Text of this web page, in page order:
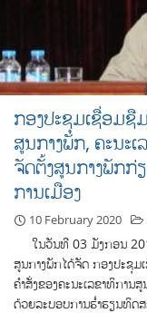
ກອງປະຊຸມເຊື່ອມຊື
ສູນກາງພັກ, ຄະນະ
ຈັດຕັ້ງສູນກາງພັກກ່
ການເມືອງ
10 February 2020
ໃນວັນທີ 03 ມັງກອນ
ສູນກາງພັກໄດ້ຈັດ ກອງປະຊຸມ
ຄຳສັ່ງຂອງຄະນະເລຂາທິການ
ດ້ວຍລະບອບການຮ່ຳຮຽນທິດ